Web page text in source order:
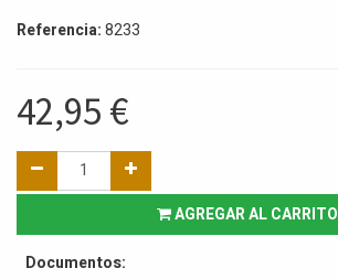
Referencia:8233
42,95 €
AGREGAR AL CARRITO
Documentos: